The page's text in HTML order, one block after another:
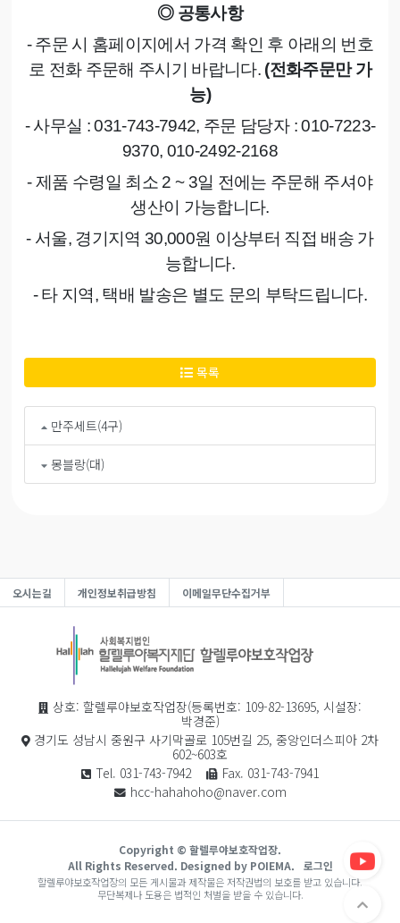
◎ 공통사항
- 주문 시 홈페이지에서 가격 확인 후 아래의 번호
로 전화 주문해 주시기 바랍니다. (전화주문만 가
능)
- 사무실 : 031-743-7942, 주문 담당자 : 010-7223-
9370, 010-2492-2168
- 제품 수령일 최소 2 ~ 3일 전에는 주문해 주셔야
생산이 가능합니다.
- 서울, 경기지역 30,000원 이상부터 직접 배송 가
능합니다.
- 타 지역, 택배 발송은 별도 문의 부탁드립니다.
목록
만주세트(4구)
몽블랑(대)
오시는길 개인정보취급방침 이메일무단수집거부
상호: 할렐루야보호작업장(등록번호: 109-82-13695, 시설장:
박경준)
경기도 성남시 중원구 사기막골로 105번길 25, 중앙인더스피아 2차
602~603호
Tel. 031-743-7942
Fax. 031-743-7941
hcc-hahahoho@naver.com
Copyright © 할렐루야보호작업장.
All Rights Reserved. Designed by POIEMA. 로그인
할렐루야보호작업장의 모든 게시물과 제작물은 저작권법의 보호를 받고 있습니다.
무단복제나 도용은 법적인 처벌을 받을 수 있습니다.